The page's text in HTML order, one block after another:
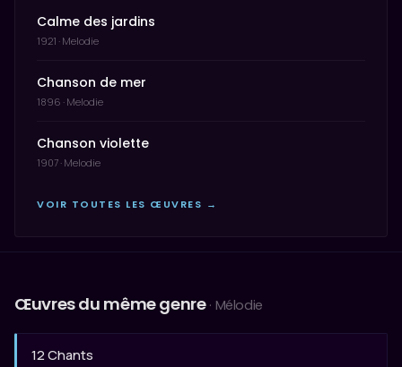
Calme des jardins
1921 · Melodie
Chanson de mer
1896 · Melodie
Chanson violette
1907 · Melodie
VOIR TOUTES LES ŒUVRES →
Œuvres du même genre · Mélodie
12 Chants